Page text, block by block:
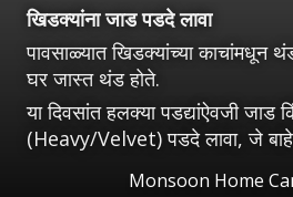
खिडक्यांना जाड पडदे लावा
पावसाळ्यात खिडक्यांच्या काचांमधून
घर जास्त थंड होते.
या दिवसांत हलक्या पडद्यांऐवजी जाड
(Heavy/Velvet) पडदे लावा, जे
Monsoon Home